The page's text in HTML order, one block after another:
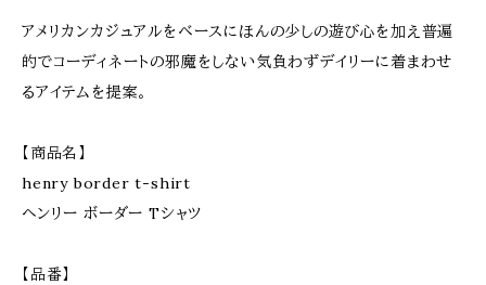
アメリカンカジュアルをベースにほんの少しの遊び心を加え普遍
的でコーディネートの邪魔をしない気負わずデイリーに着まわせ
るアイテムを提案。
【商品名】
henry border t-shirt
ヘンリー ボーダー Tシャツ
【品番】